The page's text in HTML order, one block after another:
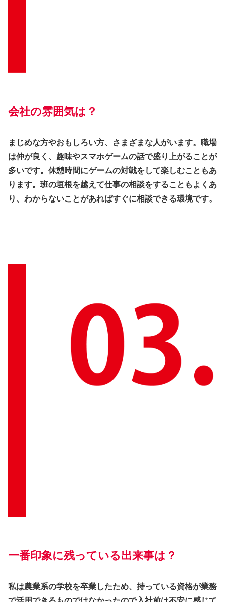
会社の雰囲気は？
まじめな方やおもしろい方、さまざまな人がいます。職場
は仲が良く、趣味やスマホゲームの話で盛り上がることが
多いです。休憩時間にゲームの対戦をして楽しむこともあ
ります。班の垣根を越えて仕事の相談をすることもよくあ
り、わからないことがあればすぐに相談できる環境です。
一番印象に残っている出来事は？
私は農業系の学校を卒業したため、持っている資格が業務